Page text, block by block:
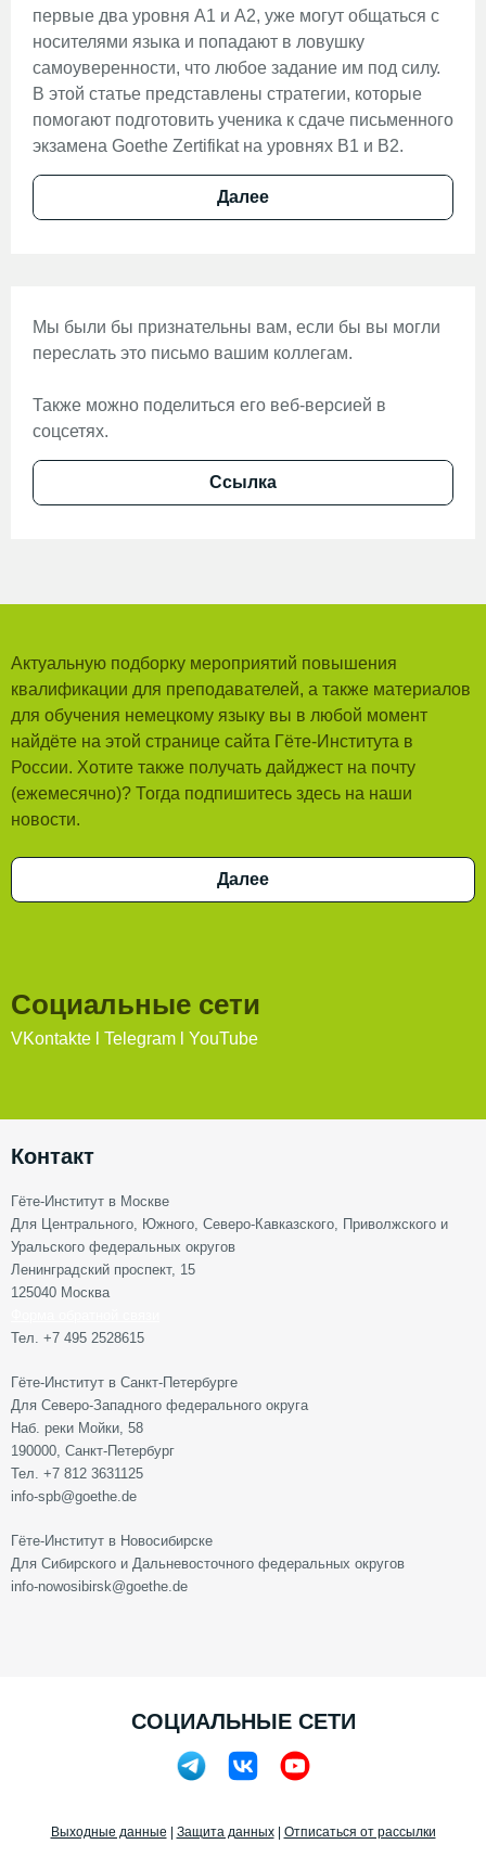
первые два уровня А1 и А2, уже могут общаться с
носителями языка и попадают в ловушку
самоуверенности, что любое задание им под силу.
В этой статье представлены стратегии, которые
помогают подготовить ученика к сдаче письменного
экзамена Goethe Zertifikat на уровнях В1 и В2.
Далее
Мы были бы признательны вам, если бы вы могли
переслать это письмо вашим коллегам.
Также можно поделиться его веб-версией в
соцсетях.
Ссылка
Актуальную подборку мероприятий повышения
квалификации для преподавателей, а также материалов
для обучения немецкому языку вы в любой момент
найдёте на этой странице сайта Гёте-Института в
России. Хотите также получать дайджест на почту
(ежемесячно)? Тогда подпишитесь здесь на наши
новости.
Далее
Социальные сети
VKontakte Telegram YouTube
Контакт
Гёте-Институт в Москве
Для Центрального, Южного, Северо-Кавказского, Приволжского и
Уральского федеральных округов
Ленинградский проспект, 15
125040 Москва
Тел. +7 495 2528615
Гёте-Институт в Санкт-Петербурге
Для Северо-Западного федерального округа
Наб. реки Мойки, 58
190000, Санкт-Петербург
Тел. +7 812 3631125
info-spb@goethe.de
Гёте-Институт в Новосибирске
Для Сибирского и Дальневосточного федеральных округов
info-nowosibirsk@goethe.de
СОЦИАЛЬНЫЕ СЕТИ
Выходные данные Защита данных| Отписаться от рассылки